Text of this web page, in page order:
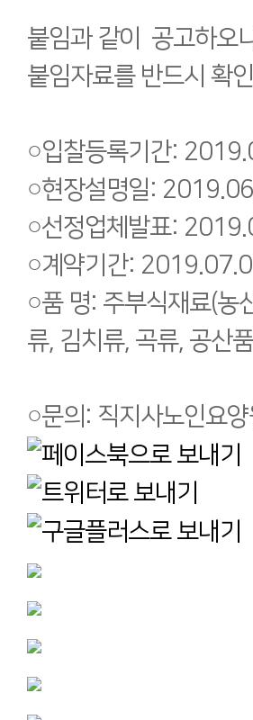
붙임과 같이 공고하오
붙임자료를 반드시 확
○입찰등록기간:
○현장설명일:
○선정업체발표:
○계약기간:
○품 명: 주부식재료(농
류, 김치류, 곡류, 공산
○문의: 직지사노인요